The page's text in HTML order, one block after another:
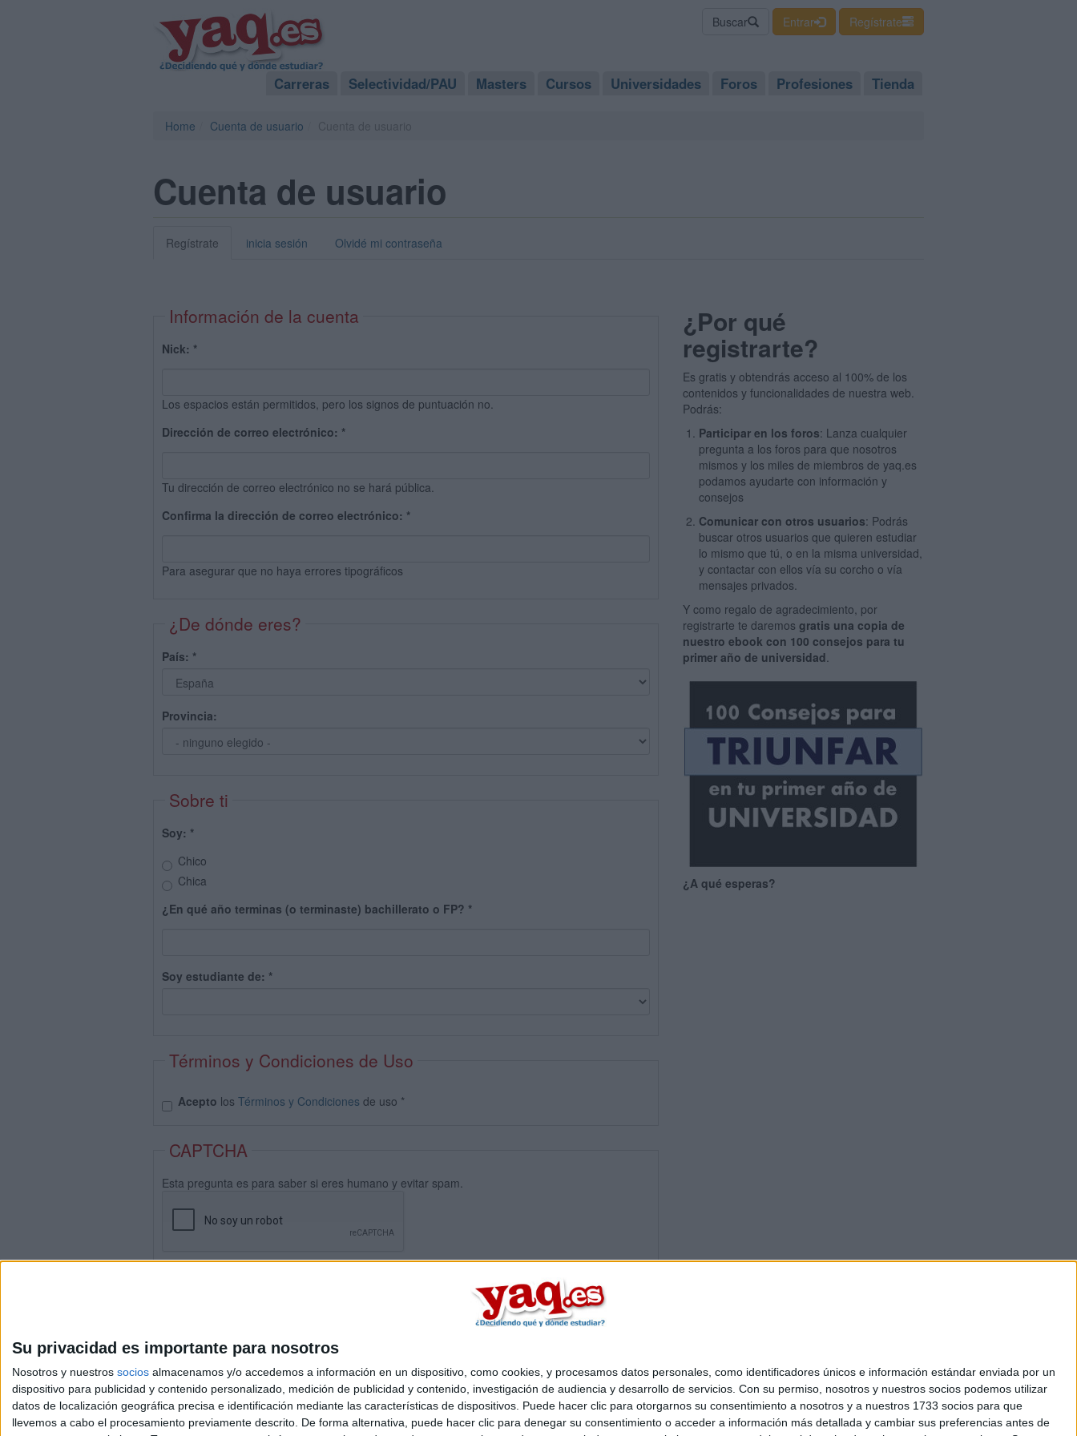
Su privacidad es importante para nosotros
Nosotros y nuestros socios almacenamos y/o accedemos a información en un dispositivo, como cookies, y procesamos datos personales, como identificadores únicos e información estándar enviada por un
dispositivo para publicidad y contenido personalizado, medición de publicidad y contenido, investigación de audiencia y desarrollo de servicios. Con su permiso, nosotros y nuestros socios podemos utilizar
datos de localización geográfica precisa e identificación mediante las características de dispositivos. Puede hacer clic para otorgarnos su consentimiento a nosotros y a nuestros 1733 socios para que
llevemos a cabo el procesamiento previamente descrito. De forma alternativa, puede hacer clic para denegar su consentimiento o acceder a información más detallada y cambiar sus preferencias antes de
Buscar Entrar Regístrate
Carreras Selectividad/PAU Masters Cursos Universidades Foros Profesiones Tienda
Home Cuenta de usuario
Cuenta de usuario
Regístrate inicia sesión Olvidé mi contraseña
Información de la cuenta
Nick: *
Los espacios están permitidos, pero los signos de puntuación no.
Dirección de correo electrónico: *
Tu dirección de correo electrónico no se hará pública.
Confirma la dirección de correo electrónico: *
Para asegurar que no haya errores tipográficos
¿De dónde eres?
País: *
Provincia:
Sobre ti
Soy: *
Chico
Chica
¿En qué año terminas (o terminaste) bachillerato o FP? *
Soy estudiante de: *
Términos y Condiciones de Uso
Acepto los Términos y Condiciones de uso *
CAPTCHA
Esta pregunta es para saber si eres humano y evitar spam.
¿Por qué
registrarte?
Es gratis y obtendrás acceso al 100% de los
contenidos y funcionalidades de nuestra web.
Podrás:
Participar en los foros: Lanza cualquier
pregunta a los foros para que nosotros
mismos y los miles de miembros de yaq.es
podamos ayudarte con información y
consejos
Comunicar con otros usuarios: Podrás
buscar otros usuarios que quieren estudiar
lo mismo que tú, o en la misma universidad,
y contactar con ellos vía su corcho o vía
mensajes privados.
Y como regalo de agradecimiento, por
registrarte te daremosgratis una copia de
nuestro ebook con 100 consejos para tu
primer año de universidad.
¿A qué esperas?
Quiénes somos |Contactar| Anúnciate
Aviso legal|Politica de privacidad|Condiciones generales|Política de cookies